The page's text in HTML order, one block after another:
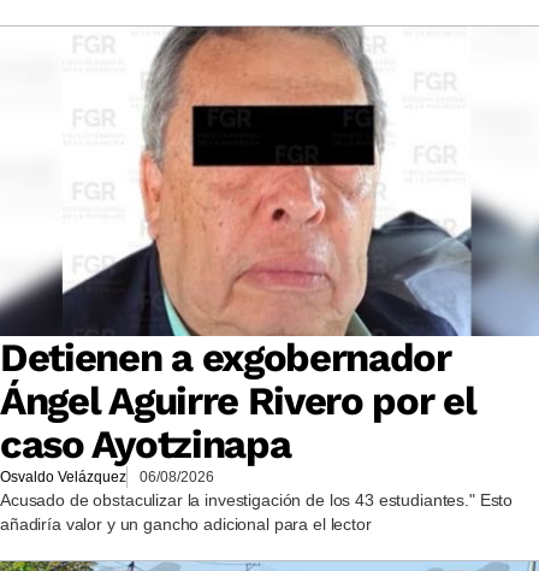
Detienen a exgobernador
Ángel Aguirre Rivero por el
caso Ayotzinapa
Osvaldo Velázquez 06/08/2026
Acusado de obstaculizar la investigación de los 43 estudiantes." Esto
añadiría valor y un gancho adicional para el lector